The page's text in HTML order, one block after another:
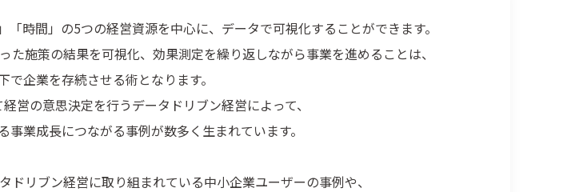
時間」の5つの経営資源を中心に、データで可視化することができます。
施策の結果を可視化、効果測定を繰り返しながら事業を進めることは、
で企業を存続させる術となります。
営の意思決定を行うデータドリブン経営によって、
業成長につながる事例が数多く生まれています。
ドリブン経営に取り組まれている中小企業ユーザーの事例や、